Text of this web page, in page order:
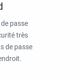
passe
très
de passe